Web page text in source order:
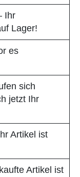
Ihr
Lager!
es
sich
jetzt Ihr
Artikel ist
Artikel ist